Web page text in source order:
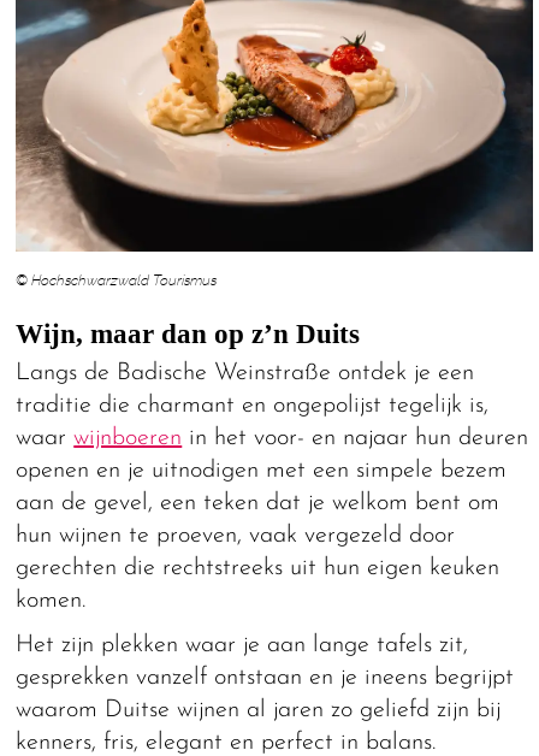
© Hochschwarzwald Tourismus
Wijn, maar dan op z’n Duits
Langs de Badische Weinstraße ontdek je een
traditie die charmant en ongepolijst tegelijk is,
waarwijnboeren in het voor- en najaar hun deuren
openen en je uitnodigen met een simpele bezem
aan de gevel, een teken dat je welkom bent om
hun wijnen te proeven, vaak vergezeld door
gerechten die rechtstreeks uit hun eigen keuken
komen.
Het zijn plekken waar je aan lange tafels zit,
gesprekken vanzelf ontstaan en je ineens begrijpt
waarom Duitse wijnen al jaren zo geliefd zijn bij
kenners, fris, elegant en perfect in balans.